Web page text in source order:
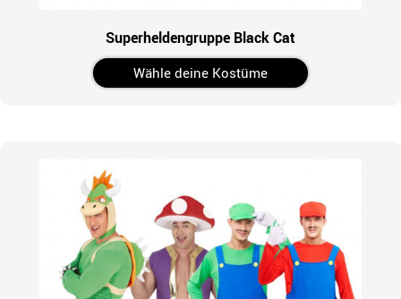
Superheldengruppe Black Cat
Wähle deine Kostüme